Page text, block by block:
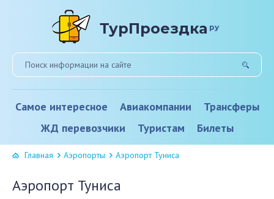
ТурПроездка ру
Самое интересное Авиакомпании
Трансферы
ЖД перевозчики
Туристам Билеты
Главная Аэропорты Аэропорт Туниса
Аэропорт Туниса